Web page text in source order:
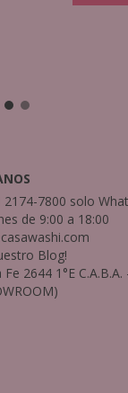
2174-7800 solo
de 9:00 a 18:00
Blog!
Fe 2644 1°E